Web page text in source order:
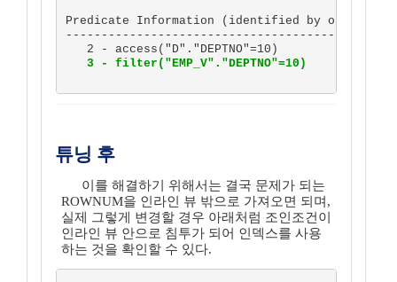
Predicate Information (identified by
   2 - access("D"."DEPTNO"=10)
3 - filter("EMP_V"."DEPTNO"=10)
튜닝 후
이를 해결하기 위해서는 결국 문제가 되는
ROWNUM을 인라인 뷰 밖으로 가져오면 되며,
실제 그렇게 변경할 경우 아래처럼 조인조건이
인라인 뷰 안으로 침투가 되어 인덱스를 사용
하는 것을 확인할 수 있다.